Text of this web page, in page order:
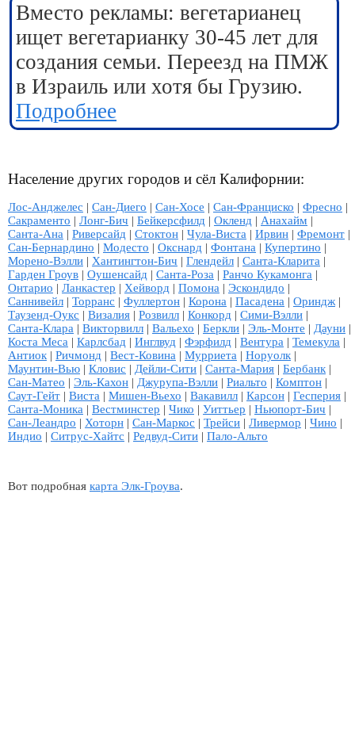
Вместо рекламы: вегетарианец
ищет вегетарианку 30-45 лет для
создания семьи. Переезд на ПМЖ
в Израиль или хотя бы Грузию.
Подробнее
Население других городов и сёл Калифорнии:
Лос-Анджелес | Сан-Диего | Сан-Хосе | Сан-Франциско | Фресно |
Сакраменто | Лонг-Бич | Бейкерсфилд | Окленд | Анахайм |
Санта-Ана | Риверсайд | Стоктон | Чула-Виста | Ирвин | Фремонт |
Сан-Бернардино | Модесто | Окснард | Фонтана | Купертино |
Морено-Вэлли | Хантингтон-Бич | Глендейл | Санта-Кларита |
Гарден Гроув | Оушенсайд | Санта-Роза | Ранчо Кукамонга |
Онтарио | Ланкастер | Хейворд | Помона | Эскондидо |
Саннивейл | Торранс | Фуллертон | Корона | Пасадена | Ориндж |
Таузенд-Оукс | Визалия | Розвилл | Конкорд | Сими-Вэлли |
Санта-Клара | Викторвилл | Вальехо | Беркли | Эль-Монте | Дауни |
Коста Меса | Карлсбад | Инглвуд | Фэрфилд | Вентура | Темекула |
Антиок | Ричмонд | Вест-Ковина | Мурриета | Норуолк |
Маунтин-Вью | Кловис | Дейли-Сити | Санта-Мария | Бербанк |
Сан-Матео | Эль-Кахон | Джурупа-Вэлли | Риальто | Комптон |
Саут-Гейт | Виста | Мишен-Вьехо | Вакавилл | Карсон | Гесперия |
Санта-Моника | Вестминстер | Чико | Уиттьер | Ньюпорт-Бич |
Сан-Леандро | Хоторн | Сан-Маркос | Трейси | Ливермор | Чино |
Индио | Ситрус-Хайтс | Редвуд-Сити | Пало-Альто
Вот подробная карта Элк-Гроува.